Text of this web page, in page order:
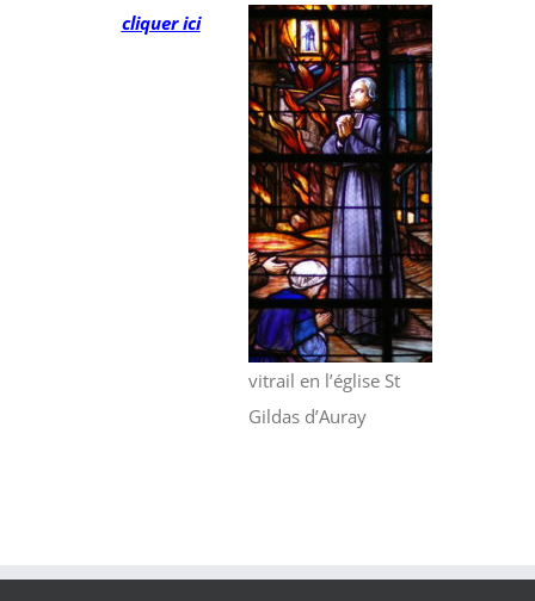
vitrail en l’église St
Gildas d’Auray
cliquer ici